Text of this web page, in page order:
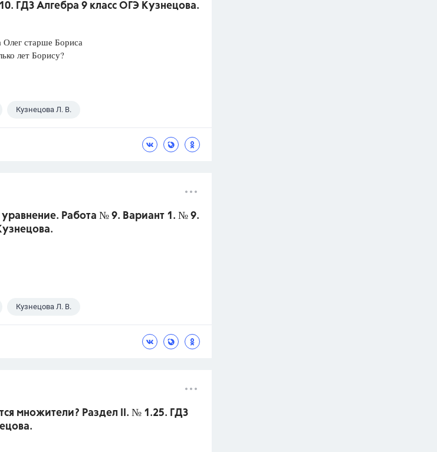
ГДЗ Алгебра 9 класс ОГЭ Кузнецова.
Олег старше Бориса
лет Борису?
Кузнецова Л. В.
Работа № 9. Вариант 1. № 9.
Кузнецова Л. В.
множители? Раздел II. № 1.25. ГДЗ